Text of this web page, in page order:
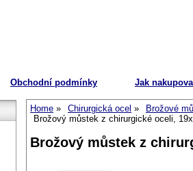
Obchodní podmínky Jak
Home Chirurgická ocel
Brožové
Brožový můstek z chirurgické oceli,
Brožový můstek z